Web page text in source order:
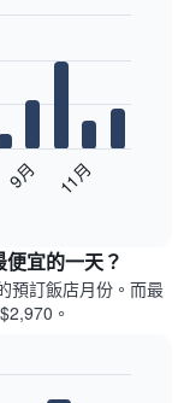
9月 11月
宜的一天？
預訂飯店月份。而最
。